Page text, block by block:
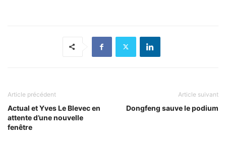
Article précédent
Actual et Yves Le Blevec en
attente d’une nouvelle
fenêtre
Article suivant
Dongfeng sauve le podium